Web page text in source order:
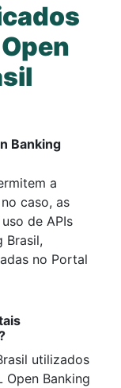
Banking
a
caso, as
de APIs
Brasil,
no Portal
utilizados
Open Banking